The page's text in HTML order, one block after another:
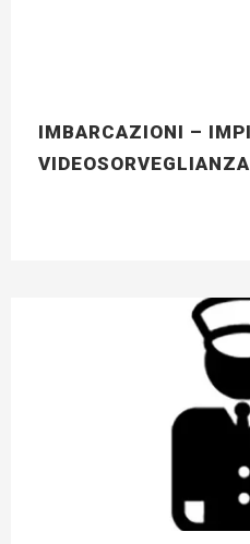
IMBARCAZIONI –
VIDEOSORVEGLIANZA